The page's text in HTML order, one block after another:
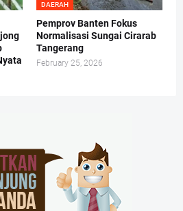
DAERAH
Pemprov Banten Fokus
Normalisasi Sungai Cirarab
Tangerang
February 25, 2026